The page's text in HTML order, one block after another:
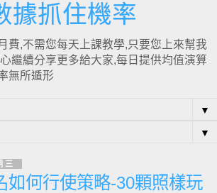
據抓住機率
費,不需您每天上課教學,只要您上來幫我
繼續分享更多給大家,每日提供均值演算
無所遁形
▼
▼
三
如何行使策略-30顆照樣玩